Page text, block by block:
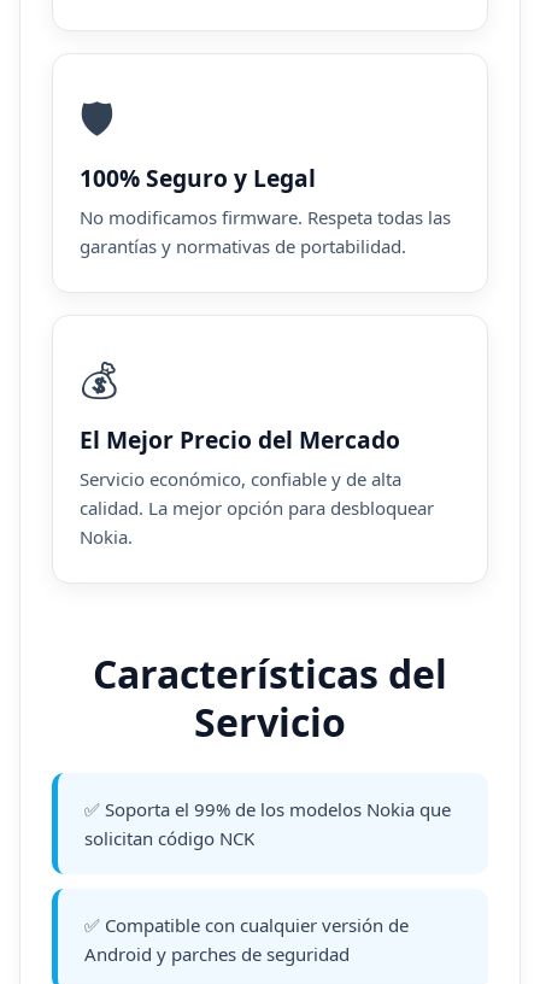
🛡️
100% Seguro y Legal
No modificamos firmware. Respeta todas las
garantías y normativas de portabilidad.
💰
El Mejor Precio del Mercado
Servicio económico, confiable y de alta
calidad. La mejor opción para desbloquear
Nokia.
Características del
Servicio
✅ Soporta el 99% de los modelos Nokia que
solicitan código NCK
✅ Compatible con cualquier versión de
Android y parches de seguridad